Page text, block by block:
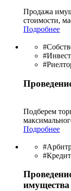
Продажа
стоимости,
Подробнее
Подберем
Подробнее
имущества